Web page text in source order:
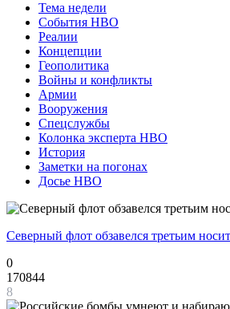
Тема недели
События НВО
Реалии
Концепции
Геополитика
Войны и конфликты
Армии
Вооружения
Спецслужбы
Колонка эксперта НВО
История
Заметки на погонах
Досье НВО
Северный флот обзавелся третьим
0
170844
8